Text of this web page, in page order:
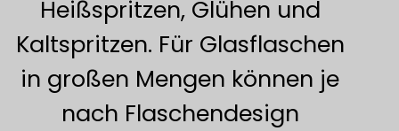
Heißspritzen, Glühen und
Kaltspritzen. Für Glasflaschen
in großen Mengen können je
nach Flaschendesign